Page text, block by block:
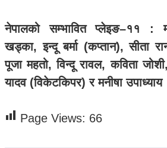
नेपालको सम्भावित प्लेइङ–११ :
खड्का, इन्दू बर्मा (कप्तान), सीता
पूजा महतो, विन्दू रावल, कविता
यादव (विकेटकिपर) र मनीषा उपाध्याय
Page Views: 66